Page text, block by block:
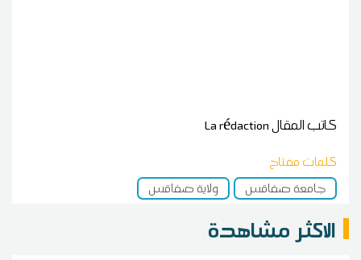
كاتب المقالLa rédaction
كلمات مفتاح
جامعة صفاقس
ولاية صفاقس
الاكثر مشاهدة